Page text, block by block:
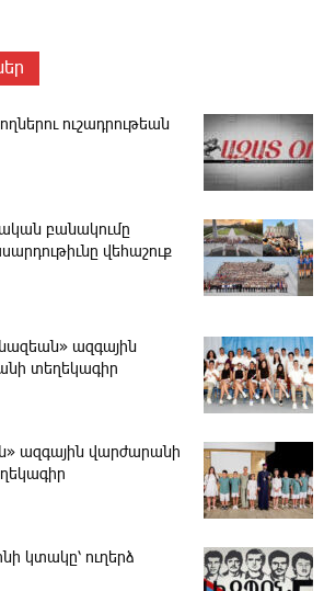
ուշադրութեան
բանակումը
վեհաշուք
ազգային
տեղեկագիր
ազգային վարժարանի
կտակը՝ ուղերձ